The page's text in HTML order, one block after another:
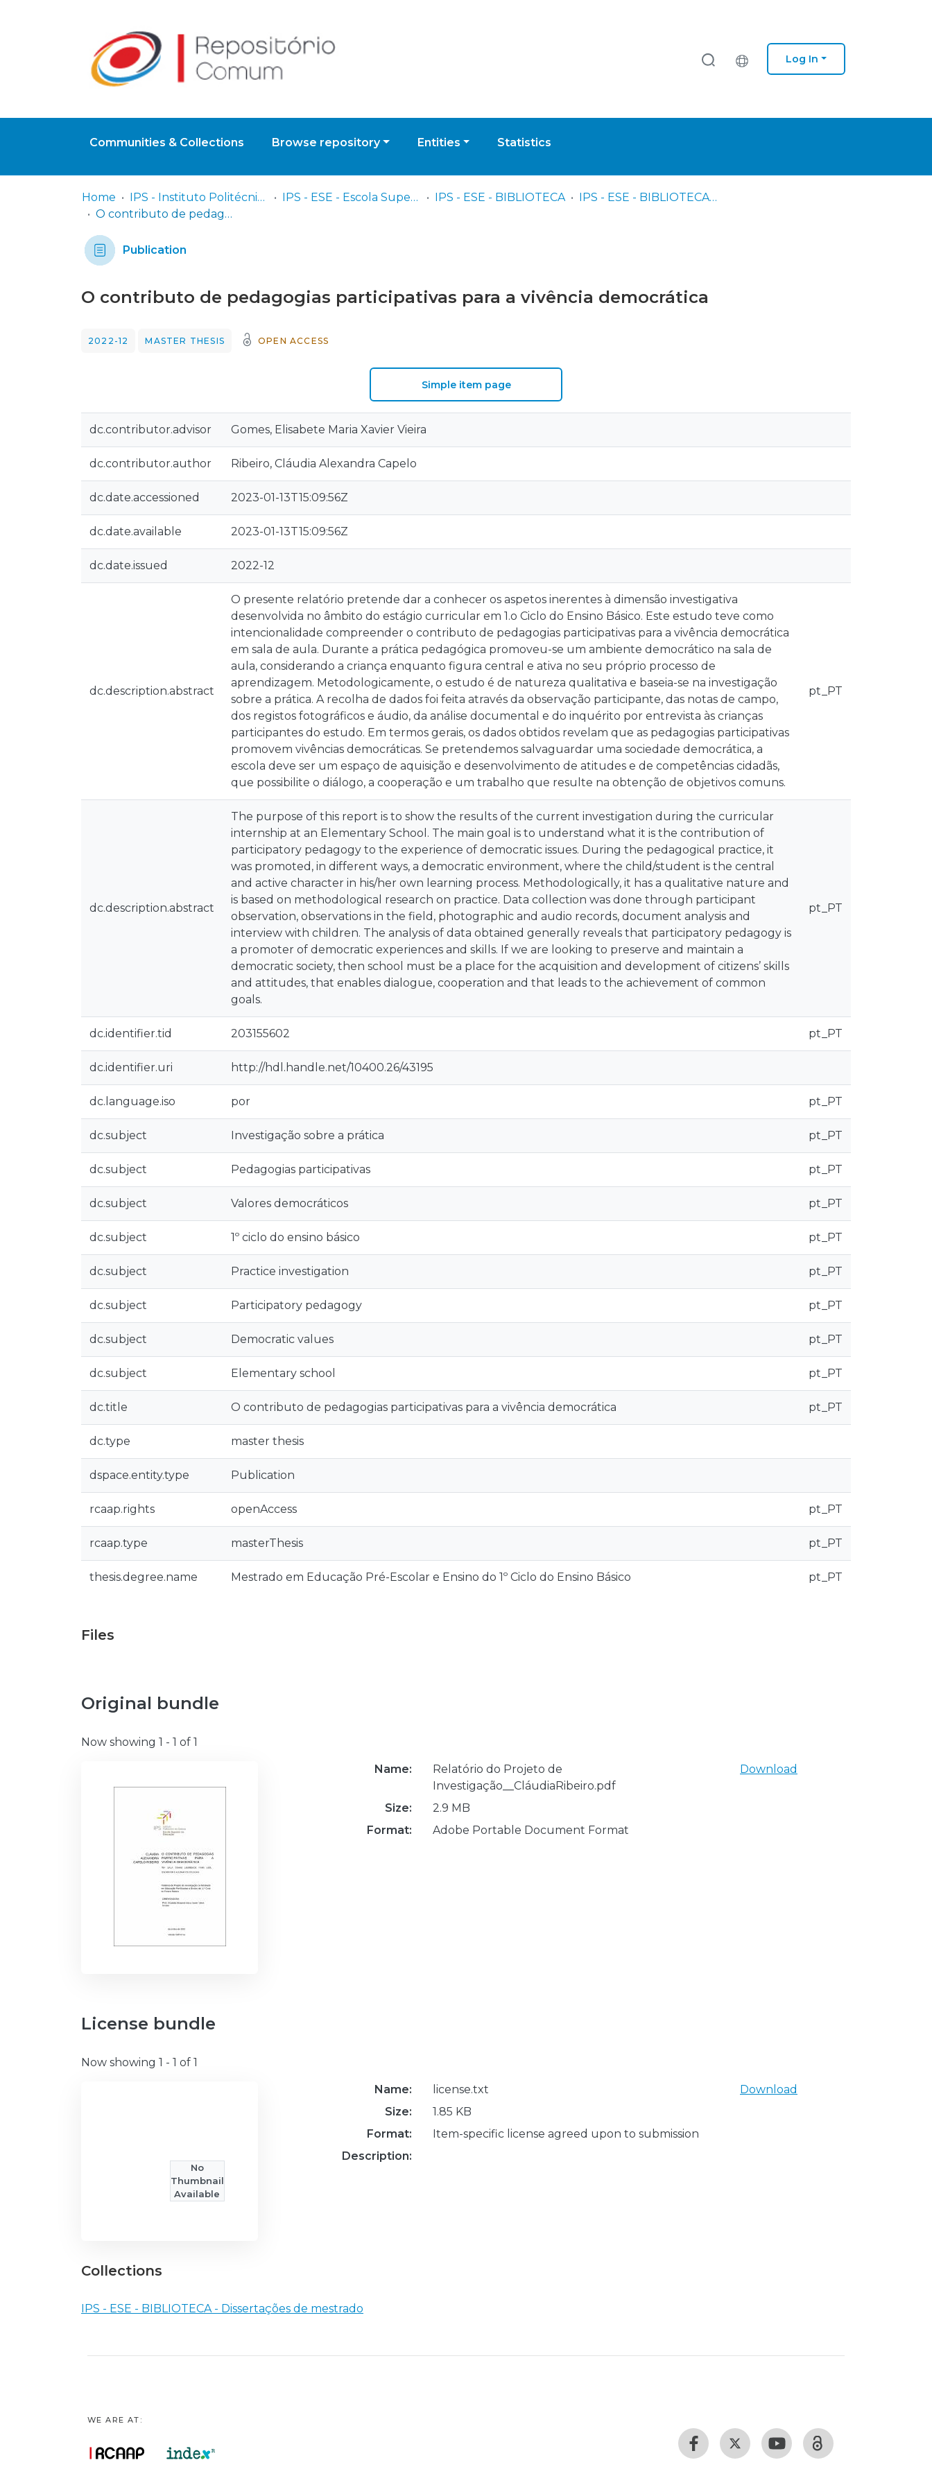
Log In
Communities & Collections Browse repository Entities Statistics
Home IPS - Instituto Politécnico de Setúbal IPS - ESE - Escola Superior de Educação IPS - ESE - BIBLIOTECA
IPS - ESE - BIBLIOTECA - Dissertações de mestrado
O contributo de pedagogias participativas para a vivência democrática
Publication
O contributo de pedagogias participativas para a vivência democrática
2022-12 MASTER THESIS OPEN ACCESS
Simple item page
dc.contributor.advisor Gomes, Elisabete Maria Xavier Vieira
dc.contributor.author Ribeiro, Cláudia Alexandra Capelo
dc.date.accessioned 2023-01-13T15:09:56Z
dc.date.available 2023-01-13T15:09:56Z
dc.date.issued 2022-12
dc.description.abstract
O presente relatório pretende dar a conhecer os aspetos inerentes à dimensão investigativa
desenvolvida no âmbito do estágio curricular em 1.o Ciclo do Ensino Básico. Este estudo teve como
intencionalidade compreender o contributo de pedagogias participativas para a vivência democrática
em sala de aula. Durante a prática pedagógica promoveu-se um ambiente democrático na sala de
aula, considerando a criança enquanto figura central e ativa no seu próprio processo de
aprendizagem. Metodologicamente, o estudo é de natureza qualitativa e baseia-se na investigação
sobre a prática. A recolha de dados foi feita através da observação participante, das notas de campo,
dos registos fotográficos e áudio, da análise documental e do inquérito por entrevista às crianças
participantes do estudo. Em termos gerais, os dados obtidos revelam que as pedagogias participativas
promovem vivências democráticas. Se pretendemos salvaguardar uma sociedade democrática, a
escola deve ser um espaço de aquisição e desenvolvimento de atitudes e de competências cidadãs,
que possibilite o diálogo, a cooperação e um trabalho que resulte na obtenção de objetivos comuns.
pt_PT
dc.description.abstract
The purpose of this report is to show the results of the current investigation during the curricular
internship at an Elementary School. The main goal is to understand what it is the contribution of
participatory pedagogy to the experience of democratic issues. During the pedagogical practice, it
was promoted, in different ways, a democratic environment, where the child/student is the central
and active character in his/her own learning process. Methodologically, it has a qualitative nature and
is based on methodological research on practice. Data collection was done through participant
observation, observations in the field, photographic and audio records, document analysis and
interview with children. The analysis of data obtained generally reveals that participatory pedagogy is
a promoter of democratic experiences and skills. If we are looking to preserve and maintain a
democratic society, then school must be a place for the acquisition and development of citizens’ skills
and attitudes, that enables dialogue, cooperation and that leads to the achievement of common
goals.
pt_PT
dc.identifier.tid 203155602 pt_PT
dc.identifier.uri http://hdl.handle.net/10400.26/43195
dc.language.iso por pt_PT
dc.subject Investigação sobre a prática pt_PT
dc.subject Pedagogias participativas pt_PT
dc.subject Valores democráticos pt_PT
dc.subject 1º ciclo do ensino básico pt_PT
dc.subject Practice investigation pt_PT
dc.subject Participatory pedagogy pt_PT
dc.subject Democratic values pt_PT
dc.subject Elementary school pt_PT
dc.title O contributo de pedagogias participativas para a vivência democrática pt_PT
dc.type master thesis
dspace.entity.type Publication
rcaap.rights openAccess pt_PT
rcaap.type masterThesis pt_PT
thesis.degree.name Mestrado em Educação Pré-Escolar e Ensino do 1º Ciclo do Ensino Básico pt_PT
Files
Original bundle
Now showing 1 - 1 of 1
Name:
Relatório do Projeto de
Investigação__CláudiaRibeiro.pdf
Size:
2.9 MB
Format:
Adobe Portable Document Format
Download
License bundle
Now showing 1 - 1 of 1
No
Thumbnail
Available
Name:
license.txt
Size:
1.85 KB
Format:
Item-specific license agreed upon to submission
Description:
Download
Collections
IPS - ESE - BIBLIOTECA - Dissertações de mestrado
WE ARE AT: